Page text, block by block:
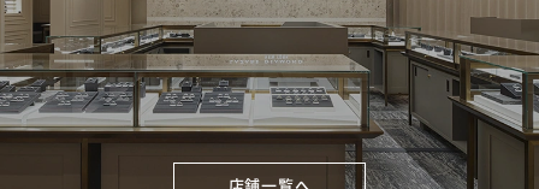
店舗一覧へ